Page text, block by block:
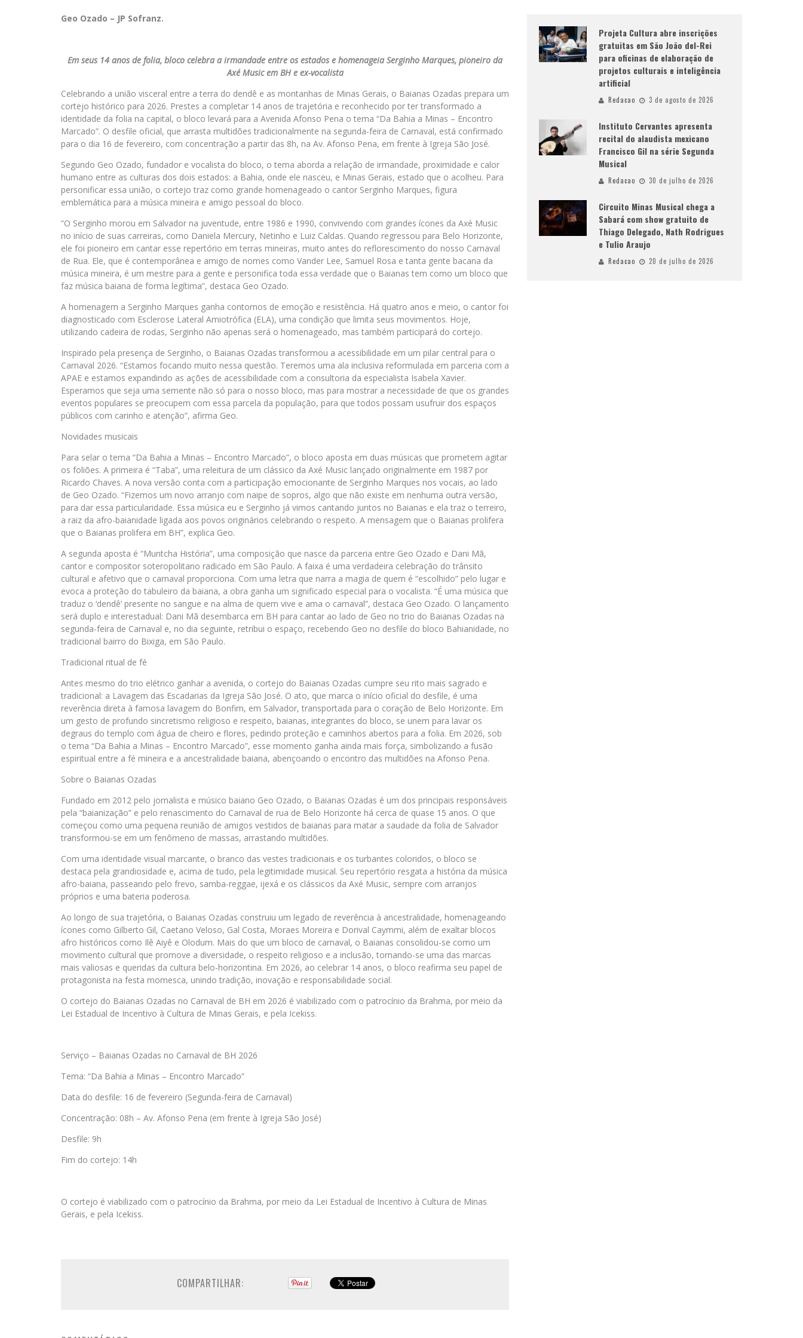
Geo Ozado – JP Sofranz.
Em seus 14 anos de folia, bloco celebra a irmandade entre os estados e homenageia Serginho Marques, pioneiro da
Axé Music em BH e ex-vocalista
Celebrando a união visceral entre a terra do dendê e as montanhas de Minas Gerais, o Baianas Ozadas prepara um
cortejo histórico para 2026. Prestes a completar 14 anos de trajetória e reconhecido por ter transformado a
identidade da folia na capital, o bloco levará para a Avenida Afonso Pena o tema “Da Bahia a Minas – Encontro
Marcado”. O desfile oficial, que arrasta multidões tradicionalmente na segunda-feira de Carnaval, está confirmado
para o dia 16 de fevereiro, com concentração a partir das 8h, na Av. Afonso Pena, em frente à Igreja São José.
Segundo Geo Ozado, fundador e vocalista do bloco, o tema aborda a relação de irmandade, proximidade e calor
humano entre as culturas dos dois estados: a Bahia, onde ele nasceu, e Minas Gerais, estado que o acolheu. Para
personificar essa união, o cortejo traz como grande homenageado o cantor Serginho Marques, figura
emblemática para a música mineira e amigo pessoal do bloco.
“O Serginho morou em Salvador na juventude, entre 1986 e 1990, convivendo com grandes ícones da Axé Music
no início de suas carreiras, como Daniela Mercury, Netinho e Luiz Caldas. Quando regressou para Belo Horizonte,
ele foi pioneiro em cantar esse repertório em terras mineiras, muito antes do reflorescimento do nosso Carnaval
de Rua. Ele, que é contemporânea e amigo de nomes como Vander Lee, Samuel Rosa e tanta gente bacana da
música mineira, é um mestre para a gente e personifica toda essa verdade que o Baianas tem como um bloco que
faz música baiana de forma legítima”, destaca Geo Ozado.
A homenagem a Serginho Marques ganha contornos de emoção e resistência. Há quatro anos e meio, o cantor foi
diagnosticado com Esclerose Lateral Amiotrófica (ELA), uma condição que limita seus movimentos. Hoje,
utilizando cadeira de rodas, Serginho não apenas será o homenageado, mas também participará do cortejo.
Inspirado pela presença de Serginho, o Baianas Ozadas transformou a acessibilidade em um pilar central para o
Carnaval 2026. “Estamos focando muito nessa questão. Teremos uma ala inclusiva reformulada em parceria com a
APAE e estamos expandindo as ações de acessibilidade com a consultoria da especialista Isabela Xavier.
Esperamos que seja uma semente não só para o nosso bloco, mas para mostrar a necessidade de que os grandes
eventos populares se preocupem com essa parcela da população, para que todos possam usufruir dos espaços
públicos com carinho e atenção”, afirma Geo.
Novidades musicais
Para selar o tema “Da Bahia a Minas – Encontro Marcado”, o bloco aposta em duas músicas que prometem agitar
os foliões. A primeira é “Taba”, uma releitura de um clássico da Axé Music lançado originalmente em 1987 por
Ricardo Chaves. A nova versão conta com a participação emocionante de Serginho Marques nos vocais, ao lado
de Geo Ozado. “Fizemos um novo arranjo com naipe de sopros, algo que não existe em nenhuma outra versão,
para dar essa particularidade. Essa música eu e Serginho já vimos cantando juntos no Baianas e ela traz o terreiro,
a raiz da afro-baianidade ligada aos povos originários celebrando o respeito. A mensagem que o Baianas prolifera
que o Baianas prolifera em BH”, explica Geo.
A segunda aposta é “Muntcha História”, uma composição que nasce da parceria entre Geo Ozado e Dani Mã,
cantor e compositor soteropolitano radicado em São Paulo. A faixa é uma verdadeira celebração do trânsito
cultural e afetivo que o carnaval proporciona. Com uma letra que narra a magia de quem é “escolhido” pelo lugar e
evoca a proteção do tabuleiro da baiana, a obra ganha um significado especial para o vocalista. “É uma música que
traduz o ‘dendê’ presente no sangue e na alma de quem vive e ama o carnaval”, destaca Geo Ozado. O lançamento
será duplo e interestadual: Dani Mã desembarca em BH para cantar ao lado de Geo no trio do Baianas Ozadas na
segunda-feira de Carnaval e, no dia seguinte, retribui o espaço, recebendo Geo no desfile do bloco Bahianidade, no
tradicional bairro do Bixiga, em São Paulo.
Tradicional ritual de fé
Antes mesmo do trio elétrico ganhar a avenida, o cortejo do Baianas Ozadas cumpre seu rito mais sagrado e
tradicional: a Lavagem das Escadarias da Igreja São José. O ato, que marca o início oficial do desfile, é uma
reverência direta à famosa lavagem do Bonfim, em Salvador, transportada para o coração de Belo Horizonte. Em
um gesto de profundo sincretismo religioso e respeito, baianas, integrantes do bloco, se unem para lavar os
degraus do templo com água de cheiro e flores, pedindo proteção e caminhos abertos para a folia. Em 2026, sob
o tema “Da Bahia a Minas – Encontro Marcado”, esse momento ganha ainda mais força, simbolizando a fusão
espiritual entre a fé mineira e a ancestralidade baiana, abençoando o encontro das multidões na Afonso Pena.
Sobre o Baianas Ozadas
Fundado em 2012 pelo jornalista e músico baiano Geo Ozado, o Baianas Ozadas é um dos principais responsáveis
pela “baianização” e pelo renascimento do Carnaval de rua de Belo Horizonte há cerca de quase 15 anos. O que
começou como uma pequena reunião de amigos vestidos de baianas para matar a saudade da folia de Salvador
transformou-se em um fenômeno de massas, arrastando multidões.
Com uma identidade visual marcante, o branco das vestes tradicionais e os turbantes coloridos, o bloco se
destaca pela grandiosidade e, acima de tudo, pela legitimidade musical. Seu repertório resgata a história da música
afro-baiana, passeando pelo frevo, samba-reggae, ijexá e os clássicos da Axé Music, sempre com arranjos
próprios e uma bateria poderosa.
Ao longo de sua trajetória, o Baianas Ozadas construiu um legado de reverência à ancestralidade, homenageando
ícones como Gilberto Gil, Caetano Veloso, Gal Costa, Moraes Moreira e Dorival Caymmi, além de exaltar blocos
afro históricos como Ilê Aiyê e Olodum. Mais do que um bloco de carnaval, o Baianas consolidou-se como um
movimento cultural que promove a diversidade, o respeito religioso e a inclusão, tornando-se uma das marcas
mais valiosas e queridas da cultura belo-horizontina. Em 2026, ao celebrar 14 anos, o bloco reafirma seu papel de
protagonista na festa momesca, unindo tradição, inovação e responsabilidade social.
O cortejo do Baianas Ozadas no Carnaval de BH em 2026 é viabilizado com o patrocínio da Brahma, por meio da
Lei Estadual de Incentivo à Cultura de Minas Gerais, e pela Icekiss.
Serviço – Baianas Ozadas no Carnaval de BH 2026
Tema: “Da Bahia a Minas – Encontro Marcado”
Data do desfile: 16 de fevereiro (Segunda-feira de Carnaval)
Concentração: 08h – Av. Afonso Pena (em frente à Igreja São José)
Desfile: 9h
Fim do cortejo: 14h
O cortejo é viabilizado com o patrocínio da Brahma, por meio da Lei Estadual de Incentivo à Cultura de Minas
Gerais, e pela Icekiss.
COMPARTILHAR:
Projeta Cultura abre inscrições
gratuitas em São João del-Rei
para oficinas de elaboração de
projetos culturais e inteligência
artificial
Redacao 3 de agosto de 2026
Instituto Cervantes apresenta
recital do alaudista mexicano
Francisco Gil na série Segunda
Musical
Redacao 30 de julho de 2026
Circuito Minas Musical chega a
Sabará com show gratuito de
Thiago Delegado, Nath Rodrigues
e Tulio Araujo
Redacao 20 de julho de 2026